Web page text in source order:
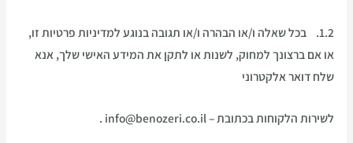
1.2. בכל שאלה ו/או הבהרה ו/או תגובה בנוגע למדיניות פרטיות זו,
או אם ברצונך למחוק, לשנות או לתקן את המידע האישי שלך, אנא
שלח דואר אלקטרוני
לשירות הלקוחות בכתובת – info@benozeri.co.il .